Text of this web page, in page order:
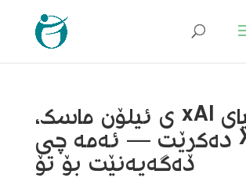
کۆمپانیای xAI ی ئیلۆن ماسک،
X دەکڕێت — ئەمە چی
دەگەیەنێت بۆ تۆ